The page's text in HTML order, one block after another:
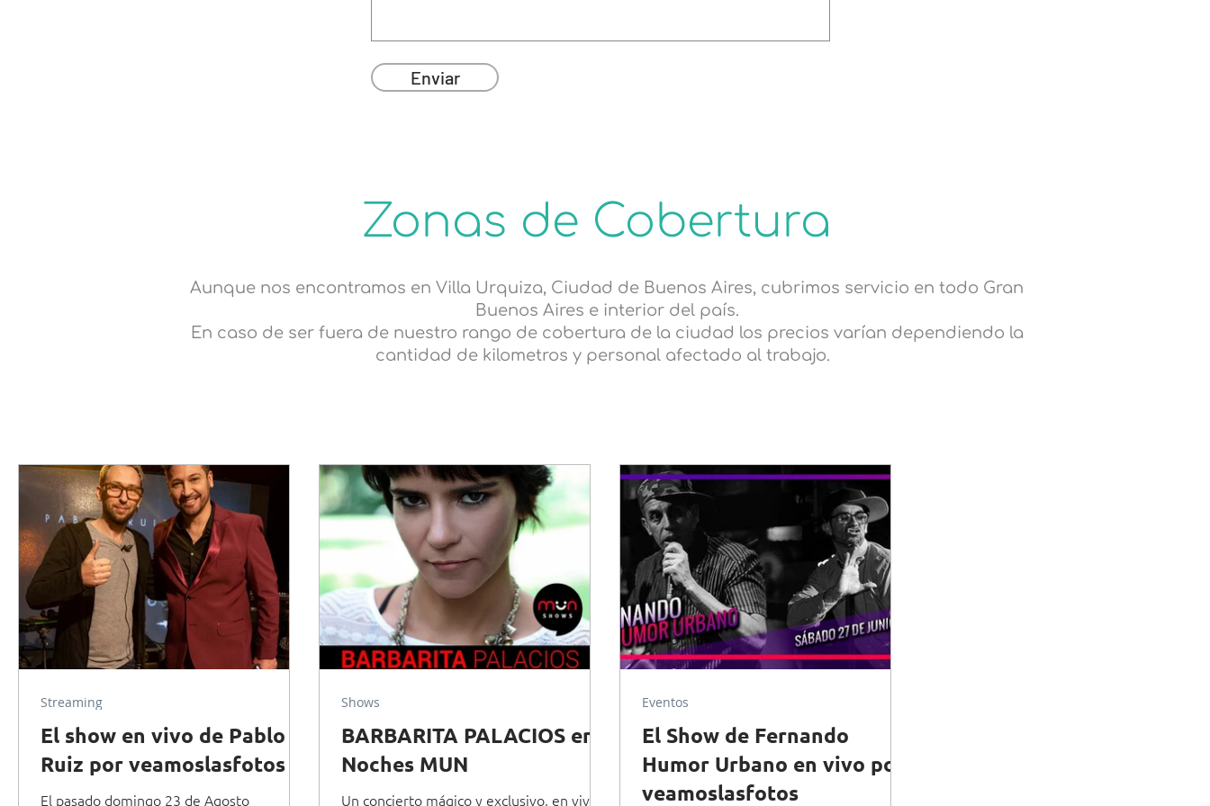
Enviar
Zonas de Cobertura
Aunque nos encontramos en Villa Urquiza, Ciudad de Buenos Aires, cubrimos servicio en todo Gran
Buenos Aires e interior del país.
En caso de ser fuera de nuestro rango de cobertura de la ciudad los precios varían dependiendo la
cantidad de kilometros y personal afectado al trabajo.
El show en vivo de Pablo
Ruiz por veamoslasfotos
El pasado domingo 23 de Agosto
Streaming
BARBARITA PALACIOS en
Noches MUN
Un concierto mágico y exclusivo, en vivo
Shows
El Show de Fernando
Humor Urbano en vivo por
veamoslasfotos
Eventos